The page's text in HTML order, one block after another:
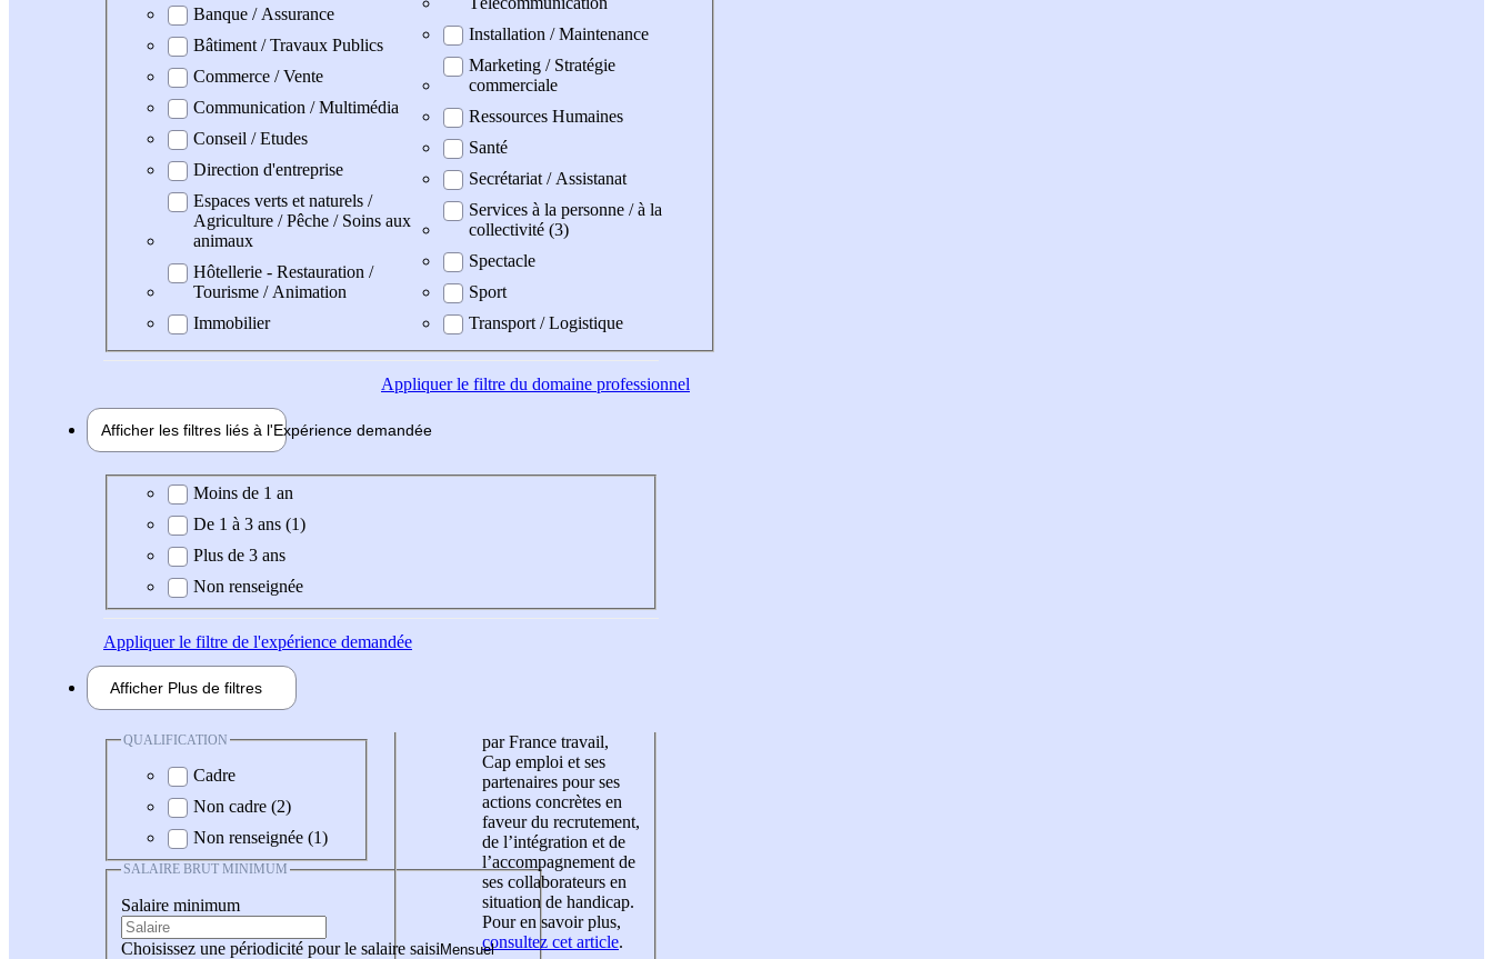
Banque / Assurance
Bâtiment / Travaux Publics
Commerce / Vente
Communication / Multimédia
Conseil / Etudes
Direction d'entreprise
Espaces verts et naturels /
Agriculture / Pêche / Soins aux
animaux
Hôtellerie - Restauration /
Tourisme / Animation
Immobilier
Installation / Maintenance
Marketing / Stratégie
commerciale
Ressources Humaines
Santé
Secrétariat / Assistanat
Services à la personne / à la
collectivité (3)
Spectacle
Sport
Transport / Logistique
Appliquerle filtre du domaine professionnel
Afficher les filtres liés à l'Expérience demandée
Expérience demandée
Moins de 1 an
De 1 à 3 ans (1)
Plus de 3 ans
Non renseignée
Appliquerle filtre de l'expérience demandée
Afficher Plus de filtres
QUALIFICATION
Cadre
Non cadre (2)
Non renseignée (1)
SALAIRE BRUT MINIMUM
Salaire minimum
Choisissez une périodicité pour le salaire saisi
par France travail,
Cap emploi et ses
partenaires pour ses
actions concrètes en
faveur du recrutement,
de l’intégration et de
l’accompagnement de
ses collaborateurs en
situation de handicap.
Pour en savoir plus,
consultez cet article.